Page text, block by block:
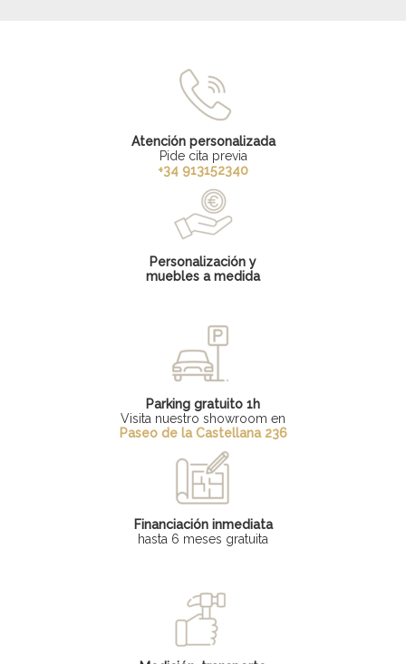
Atención personalizada
Pide cita previa
+34 913152340
Personalización y
muebles a medida
Parking gratuito 1h
Visita nuestro showroom en
Paseo de la Castellana 236
Financiación inmediata
hasta 6 meses gratuita